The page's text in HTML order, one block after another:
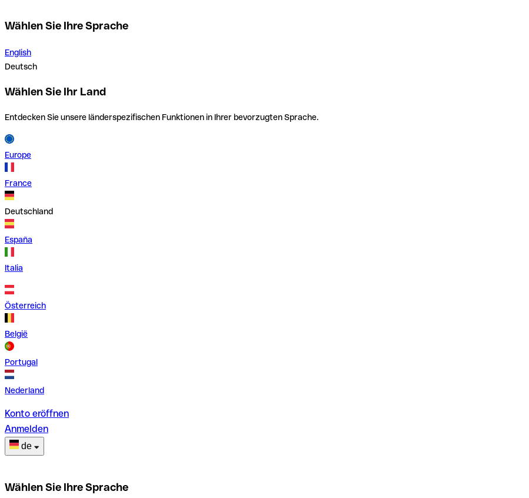
Wählen Sie Ihre Sprache
English
Deutsch
Wählen Sie Ihr Land
Entdecken Sie unsere länderspezifischen Funktionen in Ihrer bevorzugten Sprache.
Europe
France
Deutschland
España
Italia
Österreich
België
Portugal
Nederland
Konto eröffnen
Anmelden
de
Wählen Sie Ihre Sprache